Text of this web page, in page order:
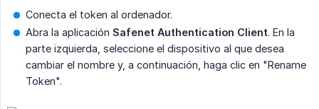
Conecta el token al ordenador.
Abra la aplicación Safenet Authentication Client. En la
parte izquierda, seleccione el dispositivo al que desea
cambiar el nombre y, a continuación, haga clic en "Rename
Token".